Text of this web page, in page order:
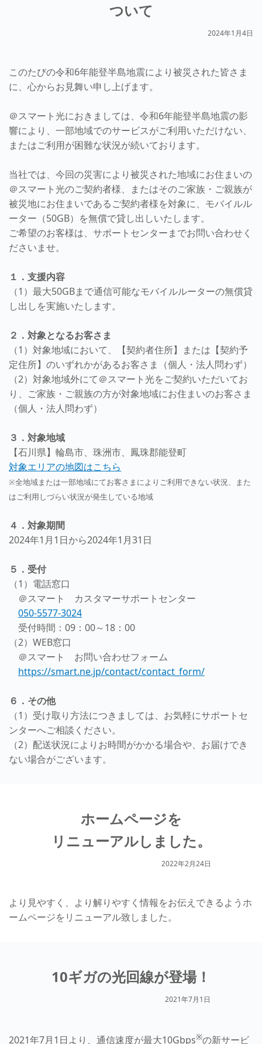
ついて
2024年1月4日
このたびの令和6年能登半島地震により被災された皆さま
に、心からお見舞い申し上げます。
＠スマート光におきましては、令和6年能登半島地震の影
響により、一部地域でのサービスがご利用いただけない、
またはご利用が困難な状況が続いております。
当社では、今回の災害により被災された地域にお住まいの
＠スマート光のご契約者様、またはそのご家族・ご親族が
被災地にお住まいであるご契約者様を対象に、モバイルル
ーター（50GB）を無償で貸し出しいたします。
ご希望のお客様は、サポートセンターまでお問い合わせく
ださいませ。
１．支援内容
（1）最大50GBまで通信可能なモバイルルーターの無償貸
し出しを実施いたします。
２．対象となるお客さま
（1）対象地域において、【契約者住所】または【契約予
定住所】のいずれかがあるお客さま（個人・法人問わず）
（2）対象地域外にて＠スマート光をご契約いただいてお
り、ご家族・ご親族の方が対象地域にお住まいのお客さま
（個人・法人問わず）
３．対象地域
【石川県】輪島市、珠洲市、鳳珠郡能登町
対象エリアの地図はこちら
※全地域または一部地域にてお客さまによりご利用できない状況、また
はご利用しづらい状況が発生している地域
４．対象期間
2024年1月1日から2024年1月31日
５．受付
（1）電話窓口
＠スマート カスタマーサポートセンター
050-5577-3024
受付時間：09：00～18：00
（2）WEB窓口
＠スマート お問い合わせフォーム
https://smart.ne.jp/contact/contact_form/
６．その他
（1）受け取り方法につきましては、お気軽にサポートセ
ンターへご相談ください。
（2）配送状況によりお時間がかかる場合や、お届けでき
ない場合がございます。
ホームページを
リニューアルしました。
2022年2月24日
より見やすく、より解りやすく情報をお伝えできるようホ
ームページをリニューアル致しました。
10ギガの光回線が登場！
2021年7月1日
2021年7月1日より、通信速度が最大10Gbps※の新サービ